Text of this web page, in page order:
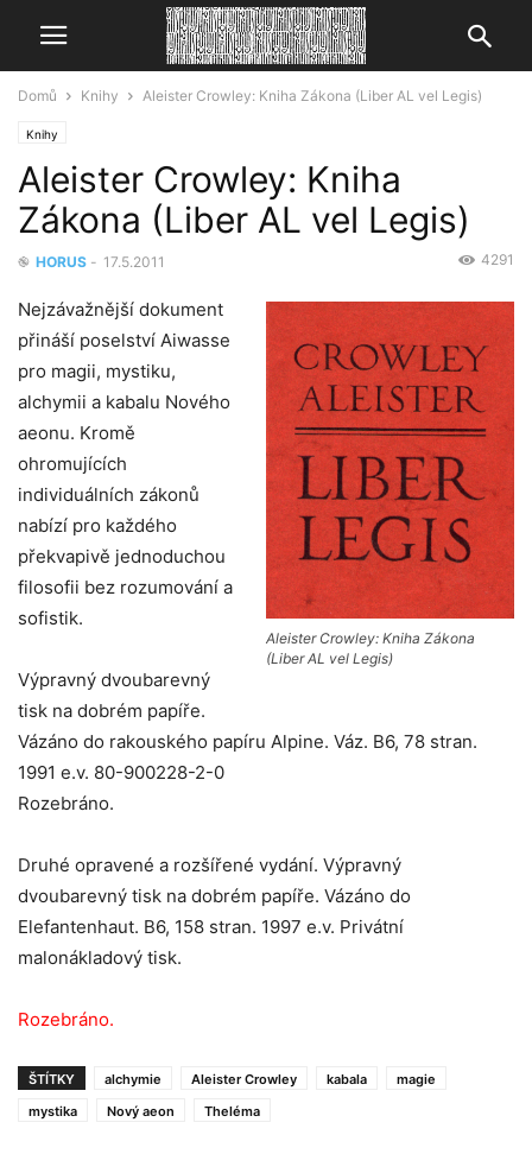
Domů Knihy Aleister Crowley: Kniha Zákona (Liber AL vel Legis)
Knihy
Aleister Crowley: Kniha
Zákona (Liber AL vel Legis)
֎ HORUS - 17.5.2011 4291
Aleister Crowley: Kniha Zákona
(Liber AL vel Legis)
Nejzávažnější dokument
přináší poselství Aiwasse
pro magii, mystiku,
alchymii a kabalu Nového
aeonu. Kromě
ohromujících
individuálních zákonů
nabízí pro každého
překvapivě jednoduchou
filosofii bez rozumování a
sofistik.
Výpravný dvoubarevný
tisk na dobrém papíře.
Vázáno do rakouského papíru Alpine. Váz. B6, 78 stran.
1991 e.v. 80-900228-2-0
Rozebráno.
Druhé opravené a rozšířené vydání. Výpravný
dvoubarevný tisk na dobrém papíře. Vázáno do
Elefantenhaut. B6, 158 stran. 1997 e.v. Privátní
malonákladový tisk.
Rozebráno.
ŠTÍTKY alchymie Aleister Crowley kabala
magie
mystika
Nový aeon Theléma